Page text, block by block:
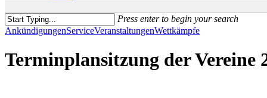
Press enter to begin your search
Close
AnkündigungenServiceVeranstaltungenWettkämpfe
Terminplansitzung der Vereine